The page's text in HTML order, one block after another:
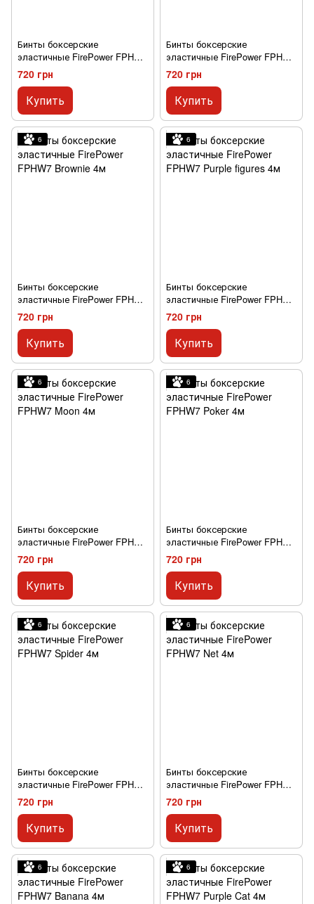
Бинты боксерские
эластичные FirePower FPHW7
Cake Lime 4м
720 грн
Купить
Бинты боксерские
эластичные FirePower FPHW7
Cat 4м
720 грн
Купить
6
Бинты боксерские
эластичные FirePower FPHW7
Brownie 4м
720 грн
Купить
6
Бинты боксерские
эластичные FirePower FPHW7
Purple figures 4м
720 грн
Купить
6
Бинты боксерские
эластичные FirePower FPHW7
Moon 4м
720 грн
Купить
6
Бинты боксерские
эластичные FirePower FPHW7
Poker 4м
720 грн
Купить
6
Бинты боксерские
эластичные FirePower FPHW7
Spider 4м
720 грн
Купить
6
Бинты боксерские
эластичные FirePower FPHW7
Net 4м
720 грн
Купить
6 6